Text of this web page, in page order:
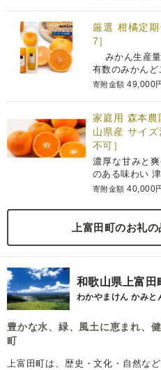
厳選 柑橘定
7］
みかん生産量
有数のみかん
寄附金額 49,000
家庭用 森本
山県産 サイ
不可］
濃厚な甘みと
のある味わい
寄附金額 40,000
上富田町のお礼
和歌山県上富田
わかやまけん かみと
豊かな水、緑、風土に恵まれ、
町
上富田町は、歴史・文化・自然な